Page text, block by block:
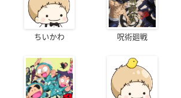
ちいかわ 呪術廻戦